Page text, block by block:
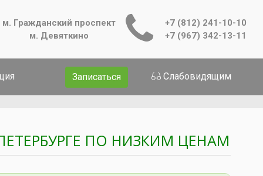
м. Гражданский проспект
м. Девяткино
+7 (812) 241-10-10
+7 (967) 342-13-11
Записаться Слабовидящим
ПО НИЗКИМ ЦЕНАМ